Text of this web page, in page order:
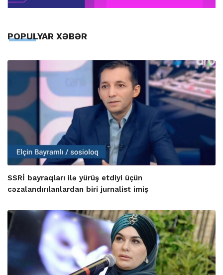
POPULYAR XƏBƏR
SSRİ bayraqları ilə yürüş etdiyi üçün
cəzalandırılanlardan biri jurnalist imiş